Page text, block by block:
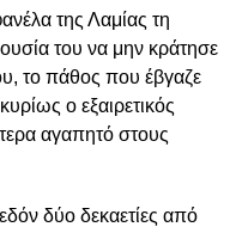
της Λαμίας τη
του να μην κράτησε
το πάθος που έβγαζε
ο εξαιρετικός
αγαπητό στους
δύο δεκαετίες από